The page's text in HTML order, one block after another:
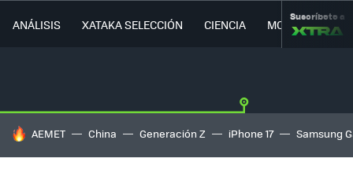
ANÁLISIS XATAKA SELECCIÓN CIENCIA MOVILIDAD
Suscríbete a
HOY SE HABLA DE
AEMET China Generación Z iPhone 17 Samsung